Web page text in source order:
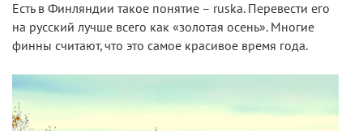
Есть в Финляндии такое понятие – ruska. Перевести его
на русский лучше всего как «золотая осень». Многие
финны считают, что это самое красивое время года.